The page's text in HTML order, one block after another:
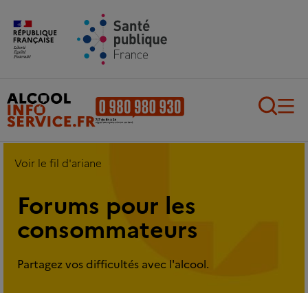
Aller au contenu principal
Voir le fil d'ariane
Forums pour les
consommateurs
Partagez vos difficultés avec l'alcool.